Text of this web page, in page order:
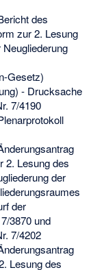
des
zur 2. Lesung
Gesetz)
- Drucksache
7/4190
2. Lesung des
der
der
3870 und
7/4202
Lesung des